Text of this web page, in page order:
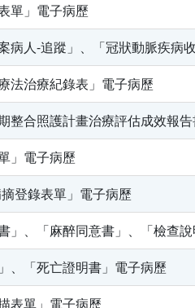
單」電子病歷
病人-追蹤」、「冠狀動脈疾病
法治療紀錄表」電子病歷
整合照護計畫治療評估成效報
」電子病歷
登錄表單」電子病歷
」、「麻醉同意書」、「檢查
、「死亡證明書」電子病歷
表單」電子病歷